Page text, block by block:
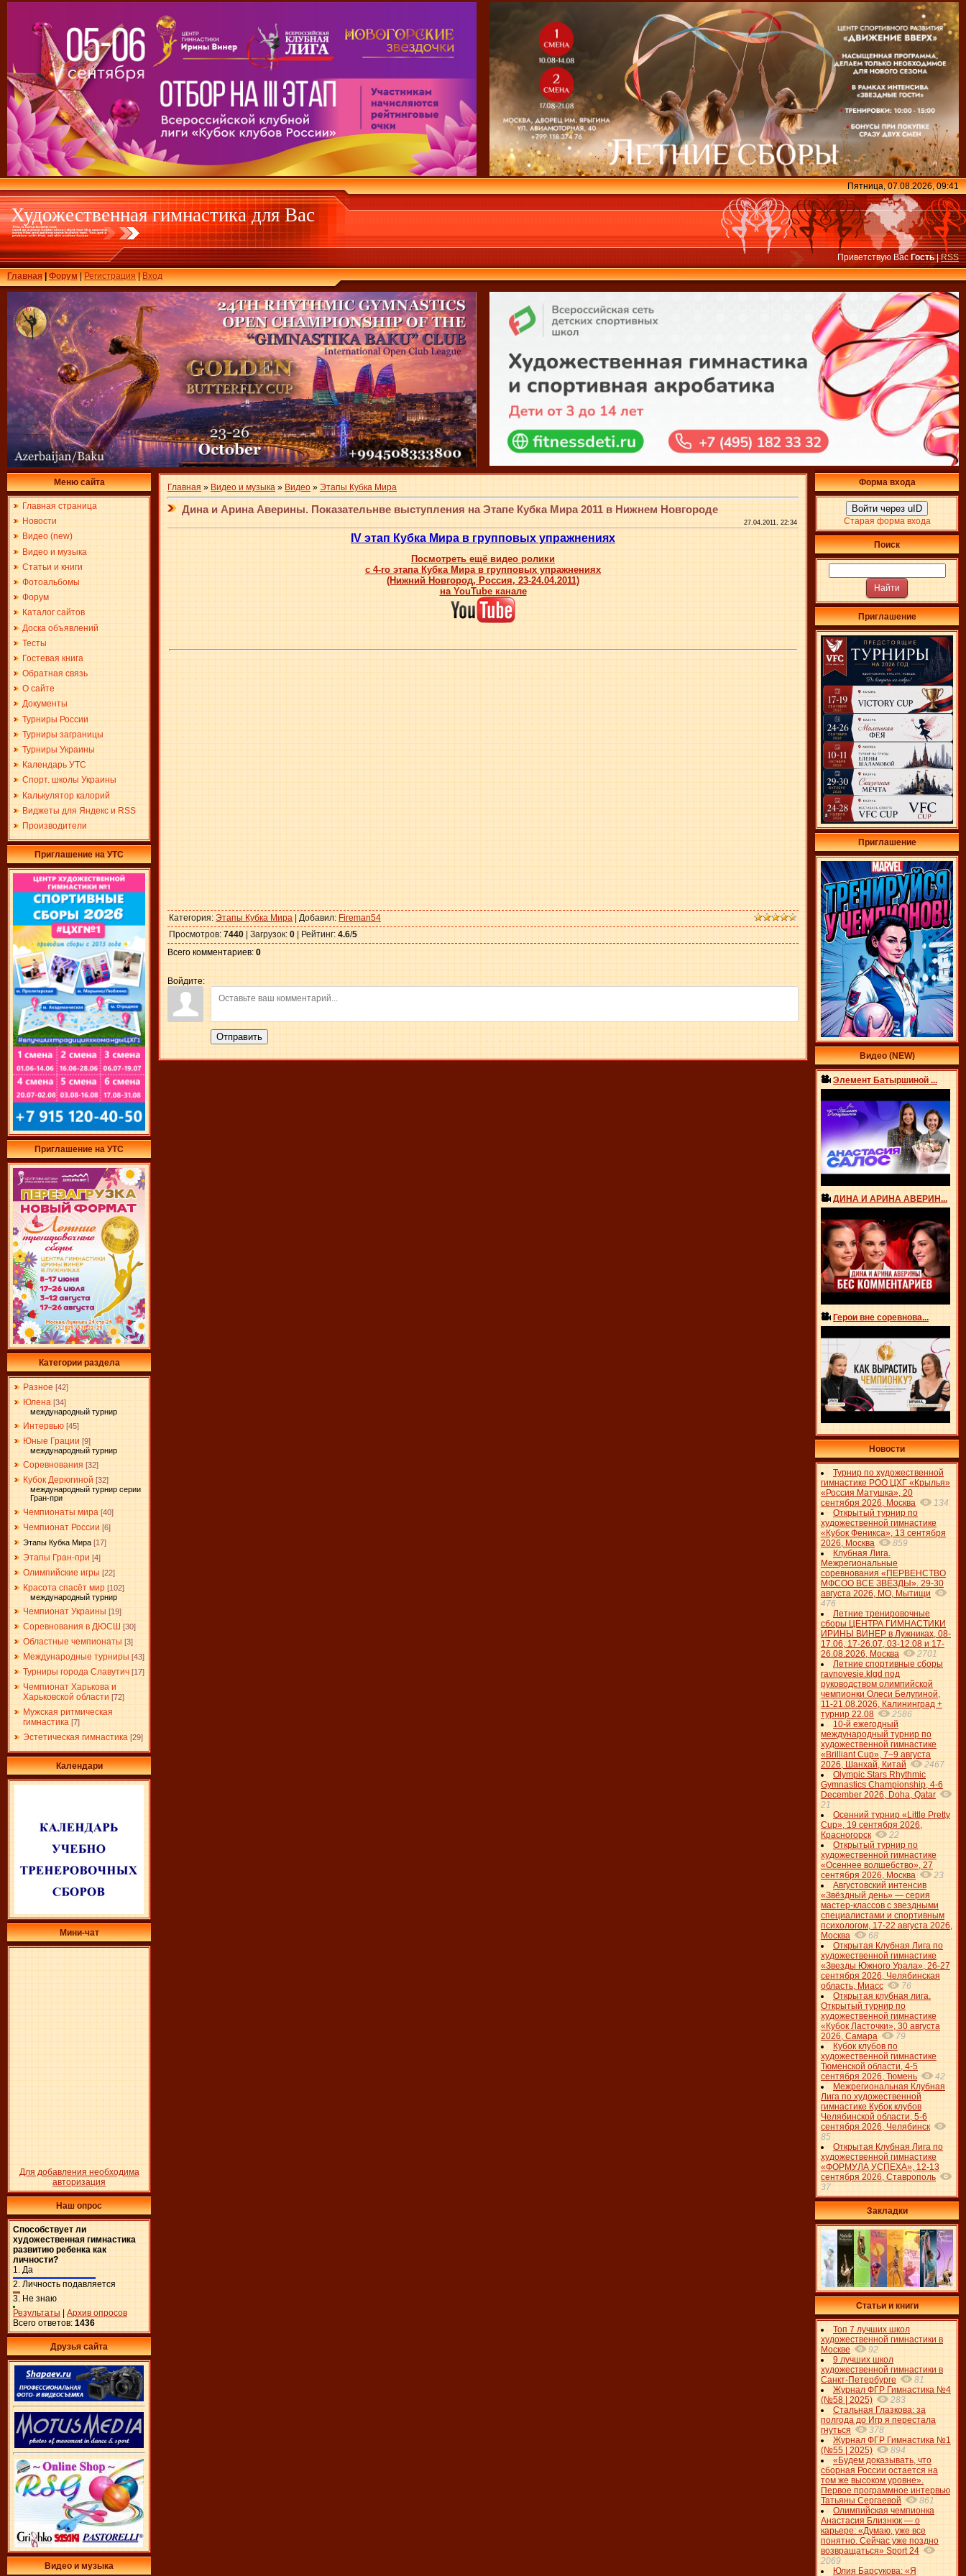
Художественная гимнастика для Вас
Главная|Форум |Регистрация|Вход
Пятница, 07.08.2026, 09:41
Приветствую Вас Гость|RSS
Меню сайта
Главная страница
Новости
Видео (new)
Видео и музыка
Статьи и книги
Фотоальбомы
Форум
Каталог сайтов
Доска объявлений
Тесты
Гостевая книга
Обратная связь
О сайте
Документы
Турниры России
Турниры заграницы
Турниры Украины
Календарь УТС
Спорт. школы Украины
Калькулятор калорий
Виджеты для Яндекс и RSS
Производители
Приглашение на УТС
Приглашение на УТС
Категории раздела
Разное [42]
Юлена [34]
международный турнир
Интервью [45]
Юные Грации [9]
международный турнир
Соревнования [32]
Кубок Дерюгиной [32]
международный турнир серии
Гран-при
Чемпионаты мира [40]
Чемпионат России [6]
Этапы Кубка Мира [17]
Этапы Гран-при [4]
Олимпийские игры [22]
Красота спасёт мир [102]
международный турнир
Чемпионат Украины [19]
Соревнования в ДЮСШ [30]
Областные чемпионаты [3]
Международные турниры [43]
Турниры города Славутич [17]
Чемпионат Харькова и
Харьковской области [72]
Мужская ритмическая
гимнастика [7]
Эстетическая гимнастика [29]
Календари
Мини-чат
Для добавления необходима
авторизация
Наш опрос
Способствует ли
художественная гимнастика
развитию ребенка как
личности?
1. Да
2. Личность подавляется
3. Не знаю
Результаты
Архив опросов
Всего ответов: 1436
Друзья сайта
Видео и музыка
Главная » Видео и музыка » Видео » Этапы Кубка Мира
Дина и Арина Аверины. Показательнве выступления на Этапе Кубка Мира 2011 в Нижнем Новгороде
27.04.2011, 22:34
IV этап Кубка Мира в групповых упражнениях
Посмотреть ещё видео ролики
с 4-го этапа Кубка Мира в групповых упражнениях
(Нижний Новгород, Россия, 23-24.04.2011)
на YouTube канале
Категория: Этапы Кубка Мира Добавил: Fireman54
Просмотров: 7440 Загрузок: 0 Рейтинг: 4.6/5
Всего комментариев: 0
Войдите:
Отправить
Форма входа
Войти через uID
Старая форма входа
Поиск
Приглашение
Приглашение
Видео (NEW)
Элемент Батыршиной ...
ДИНА И АРИНА АВЕРИН...
Герои вне соревнова...
Новости
Турнир по художественной
гимнастике РОО ЦХГ «Крылья»
«Россия Матушка», 20
сентября 2026, Москва
134
Открытый турнир по
художественной гимнастике
«Кубок Феникса», 13 сентября
2026, Москва
859
Клубная Лига.
Межрегиональные
соревнования «ПЕРВЕНСТВО
МФСОО ВСЕ ЗВЁЗДЫ». 29-30
августа 2026, МО, Мытищи
476
Летние тренировочные
сборы ЦЕНТРА ГИМНАСТИКИ
ИРИНЫ ВИНЕР в Лужниках, 08-
17.06, 17-26.07, 03-12.08 и 17-
26.08.2026, Москва
2701
Летние спортивные сборы
ravnovesie.klgd под
руководством олимпийской
чемпионки Олеси Белугиной,
11-21.08.2026, Калининград +
турнир 22.08
2586
10-й ежегодный
международный турнир по
художественной гимнастике
«Brilliant Cup», 7–9 августа
2026, Шанхай, Китай
2467
Olympic Stars Rhythmic
Gymnastics Championship, 4-6
December 2026, Doha, Qatar
21
Осенний турнир «Little Pretty
Cup», 19 сентября 2026,
Красногорск
22
Открытый турнир по
художественной гимнастике
«Осеннее волшебство», 27
сентября 2026, Москва
23
Августовский интенсив
«Звёздный день» — серия
мастер-классов с звездными
специалистами и спортивным
психологом, 17-22 августа 2026,
Москва
68
Открытая Клубная Лига по
художественной гимнастике
«Звезды Южного Урала», 26-27
сентября 2026, Челябинская
область, Миасс
76
Открытая клубная лига.
Открытый турнир по
художественной гимнастике
«Кубок Ласточки», 30 августа
2026, Самара
79
Кубок клубов по
художественной гимнастике
Тюменской области, 4-5
сентября 2026, Тюмень
42
Межрегиональная Клубная
Лига по художественной
гимнастике Кубок клубов
Челябинской области, 5-6
сентября 2026, Челябинск
85
Открытая Клубная Лига по
художественной гимнастике
«ФОРМУЛА УСПЕХА», 12-13
сентября 2026, Ставрополь
37
Закладки
Статьи и книги
Топ 7 лучших школ
художественной гимнастики в
Москве
92
9 лучших школ
художественной гимнастики в
Санкт-Петербурге
81
Журнал ФГР Гимнастика №4
(№58 | 2025)
283
Стальная Глазкова: за
полгода до Игр я перестала
гнуться
378
Журнал ФГР Гимнастика №1
(№55 | 2025)
894
«Будем доказывать, что
сборная России остается на
том же высоком уровне».
Первое программное интервью
Татьяны Сергаевой
861
Олимпийская чемпионка
Анастасия Близнюк — о
карьере: «Думаю, уже все
понятно. Сейчас уже поздно
возвращаться» Sport 24
2069
Юлия Барсукова: «Я